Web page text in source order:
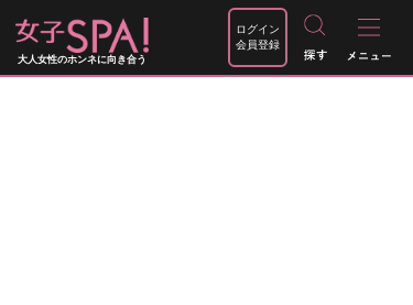
大人女性のホンネに向き合う
ログイン
会員登録